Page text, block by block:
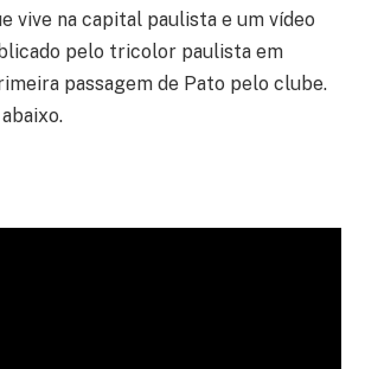
vive na capital paulista e um vídeo
pelo tricolor paulista em
passagem de Pato pelo clube.